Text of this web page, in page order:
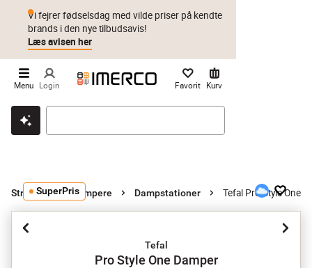
Klik & hent Byt i 1 år Prismatch
Vi fejrer fødselsdag med vilde priser på kendte
brands i den nye tilbudsavis!
Læs avisen her
Menu Login Favorit Kurv
Strygejern og dampere Dampstationer Tefal Pro Style One
SuperPris
Tefal
Pro Style One Damper